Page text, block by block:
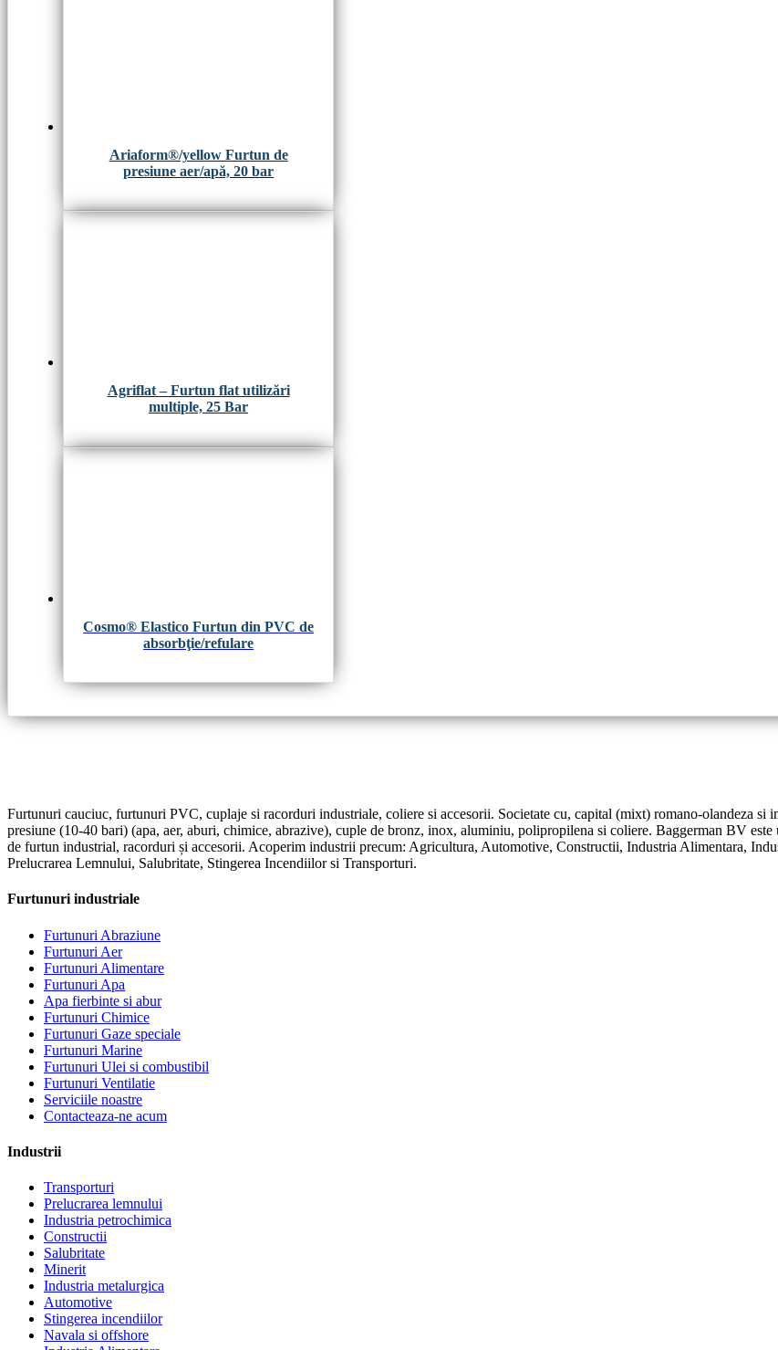
Ariaform®/yellow Furtun de
presiune aer/apă, 20 bar
Agriflat – Furtun flat utilizări
multiple, 25 Bar
Cosmo® Elastico Furtun din PVC de
absorbţie/refulare
Furtunuri cauciuc, furtunuri PVC, cuplaje si racorduri industriale, coliere si accesorii. Societate cu, capital (mixt) romano-olandeza si
presiune (10-40 bari) (apa, aer, aburi, chimice, abrazive), cuple de bronz, inox, aluminiu, polipropilena si coliere. Baggerman BV
de furtun industrial, racorduri și accesorii. Acoperim industrii precum: Agricultura, Automotive, Constructii, Industria Alimentara,
Prelucrarea Lemnului, Salubritate, Stingerea Incendiilor si Transporturi.
Furtunuri industriale
Furtunuri Abraziune
Furtunuri Aer
Furtunuri Alimentare
Furtunuri Apa
Apa fierbinte si abur
Furtunuri Chimice
Furtunuri Gaze speciale
Furtunuri Marine
Furtunuri Ulei si combustibil
Furtunuri Ventilatie
Serviciile noastre
Contacteaza-ne acum
Industrii
Transporturi
Prelucrarea lemnului
Industria petrochimica
Constructii
Salubritate
Minerit
Industria metalurgica
Automotive
Stingerea incendiilor
Navala si offshore